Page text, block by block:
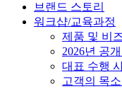
브랜드 스토리
워크샵/교육과정
제품 및 비
2026년 공
대표 수행
고객의 목소